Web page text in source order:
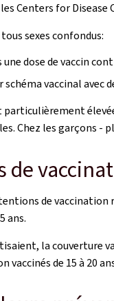
Centers for Disease
sexes confondus:
dose de vaccin
vaccinal avec
particulièrement
Chez les garçons -
de
de
ans.
la couverture
vaccinés de 15 à 20